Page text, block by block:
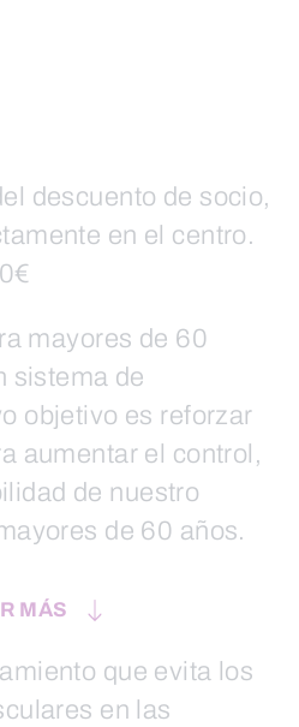
descuento de socio,
en el centro.
mayores de 60
sistema de
objetivo es reforzar
aumentar el control,
de nuestro
de 60 años.
MÁS
que evita los
en las